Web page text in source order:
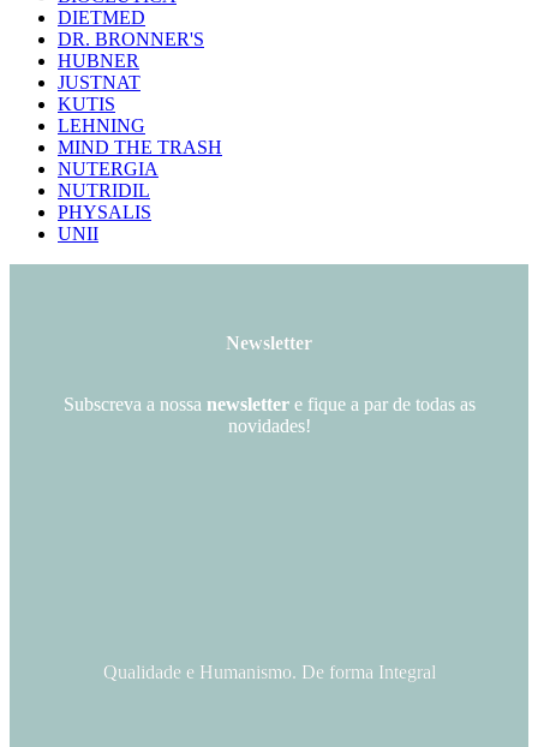
DIETMED
DR. BRONNER'S
HUBNER
JUSTNAT
KUTIS
LEHNING
MIND THE TRASH
NUTERGIA
NUTRIDIL
PHYSALIS
UNII
Newsletter
Subscreva a nossa newslettere fique a par de todas as
novidades!
Qualidade e Humanismo. De forma Integral